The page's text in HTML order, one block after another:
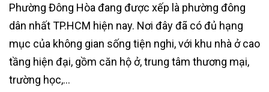
Phường Đông Hòa đang được xếp là phường đông
dân nhất TP.HCM hiện nay. Nơi đây đã có đủ hạng
mục của không gian sống tiện nghi, với khu nhà ở cao
tầng hiện đại, gồm căn hộ ở, trung tâm thương mại,
trường học,…